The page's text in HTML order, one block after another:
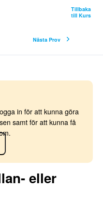
Nästa Prov
Tillbaka
till Kurs
in för att kunna göra
samt för att kunna få
eller